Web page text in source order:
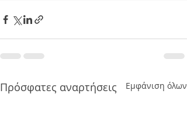
Πρόσφατες αναρτήσεις Εμφάνιση όλων